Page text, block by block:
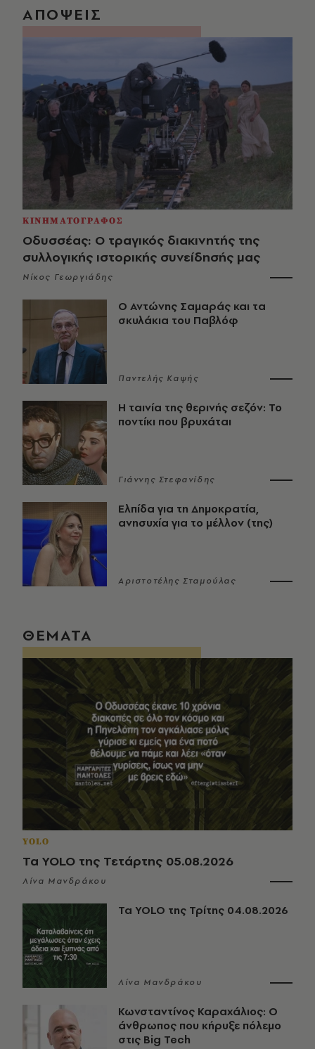
ΑΠΟΨΕΙΣ
ΚΙΝΗΜΑΤΟΓΡΑΦΟΣ
Οδυσσέας: Ο τραγικός διακινητής της
συλλογικής ιστορικής συνείδησής μας
Νίκος Γεωργιάδης
Ο Αντώνης Σαμαράς και τα
σκυλάκια του Παβλόφ
Παντελής Καψής
Η ταινία της θερινής σεζόν: Το
ποντίκι που βρυχάται
Γιάννης Στεφανίδης
Ελπίδα για τη Δημοκρατία,
ανησυχία για το μέλλον (της)
Αριστοτέλης Σταμούλας
ΘΕΜΑΤΑ
YOLO
Τα YOLO της Τετάρτης 05.08.2026
Λίνα Μανδράκου
Τα YOLO της Τρίτης 04.08.2026
Λίνα Μανδράκου
Κωνσταντίνος Καραχάλιος: Ο
άνθρωπος που κήρυξε πόλεμο
στις Big Tech